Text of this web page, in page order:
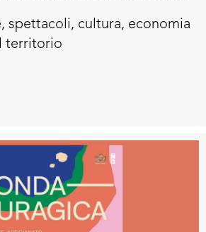
spettacoli, cultura, economia
territorio